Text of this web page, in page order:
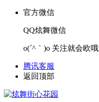
官方微信
QQ炫舞微信
o(´^｀)o 关注就会欧哦
腾讯客服
返回顶部